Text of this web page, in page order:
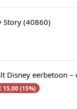
Story (40860)
Disney eerbetoon –
15,00 (15%)